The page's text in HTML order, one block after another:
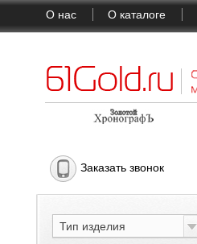
О нас О каталоге
Заказать звонок
Тип изделия